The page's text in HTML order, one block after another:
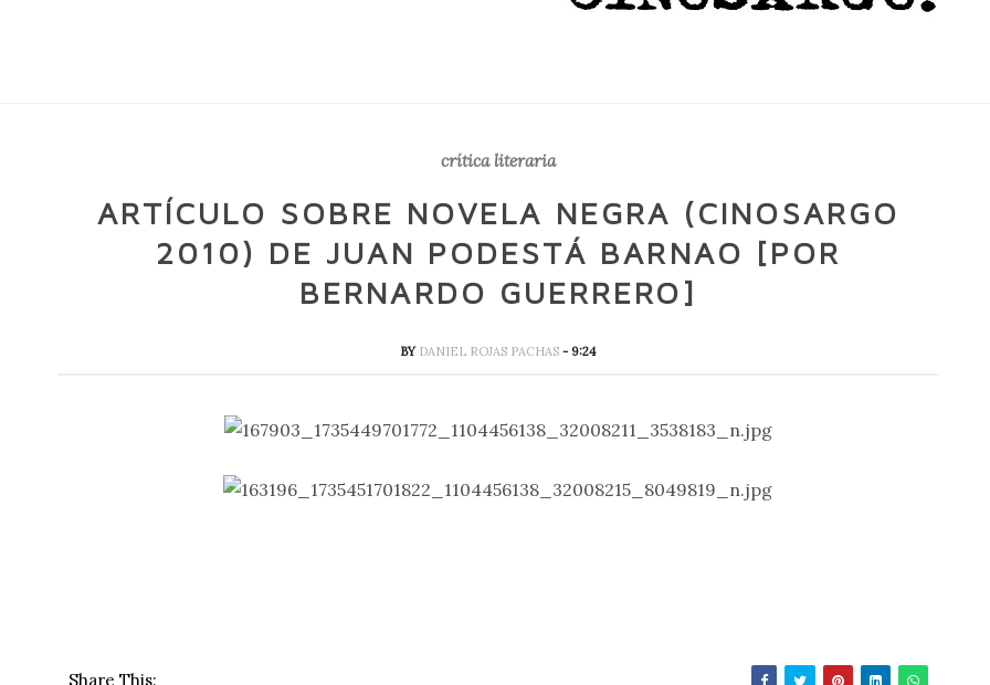
crítica literaria
ARTÍCULO SOBRE NOVELA NEGRA (CINOSARGO
2010) DE JUAN PODESTÁ BARNAO [POR
BERNARDO GUERRERO]
BY DANIEL ROJAS PACHAS- 9:24
Share This: